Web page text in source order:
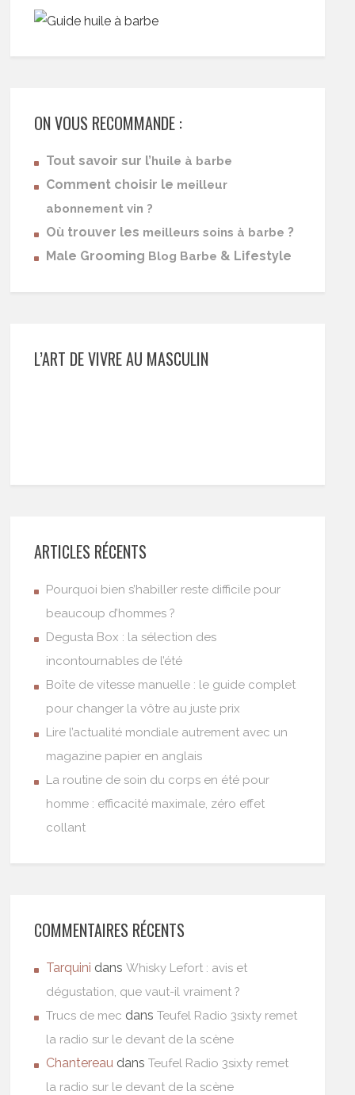
ON VOUS RECOMMANDE :
Tout savoir sur l’huile à barbe
Comment choisir le meilleur
abonnement vin ?
Où trouver les meilleurs soins à barbe ?
Male Grooming Blog Barbe & Lifestyle
L’ART DE VIVRE AU MASCULIN
ARTICLES RÉCENTS
Pourquoi bien s’habiller reste difficile pour
beaucoup d’hommes ?
Degusta Box : la sélection des
incontournables de l’été
Boîte de vitesse manuelle : le guide complet
pour changer la vôtre au juste prix
Lire l’actualité mondiale autrement avec un
magazine papier en anglais
La routine de soin du corps en été pour
homme : efficacité maximale, zéro effet
collant
COMMENTAIRES RÉCENTS
Tarquini dansWhisky Lefort : avis et
dégustation, que vaut-il vraiment ?
Trucs de mec dansTeufel Radio 3sixty remet
la radio sur le devant de la scène
Chantereau dansTeufel Radio 3sixty remet
la radio sur le devant de la scène